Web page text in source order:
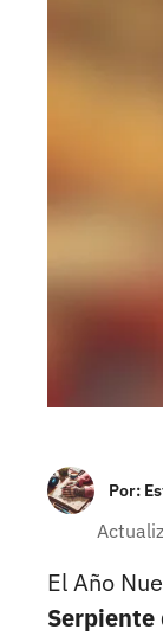
Por:
El Año
Serpiente